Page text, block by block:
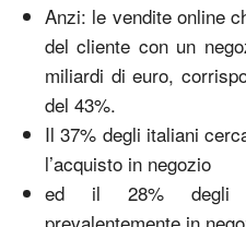
Anzi: le vendite online
del cliente con un
miliardi di euro,
del 43%.
Il 37% degli italiani
l’acquisto in negozio
ed il 28% degli